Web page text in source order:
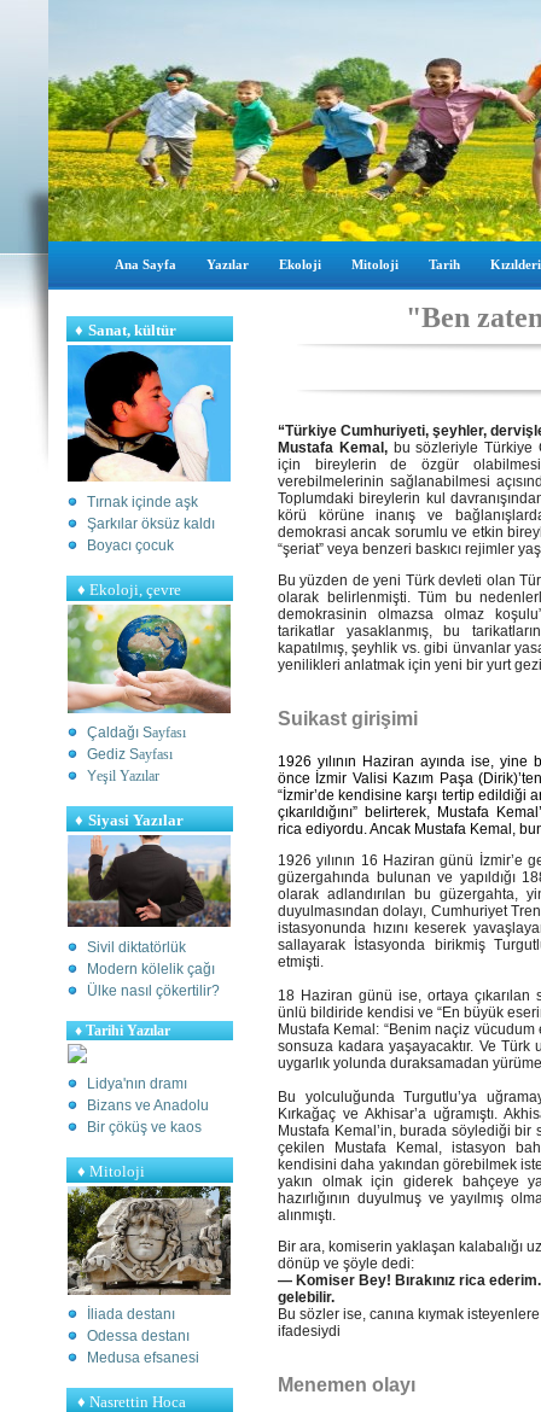
Ana Sayfa Yazılar Ekoloji Mitoloji Tarih
♦ Sanat, kültür
Tırnak içinde aşk
Şarkılar öksüz kaldı
Boyacı çocuk
♦Ekoloji, çevre
Çaldağı Sayfası
Gediz Sayfası
Yeşil Yazılar
♦ Siyasi Yazılar
Sivil diktatörlük
Modern kölelik çağı
Ülke nasıl çökertilir?
♦ Tarihi Yazılar
Lidya'nın dramı
Bizans ve Anadolu
Bir çöküş ve kaos
♦Mitoloji
İliada destanı
Odessa destanı
Medusa efsanesi
♦ Nasrettin Hoca
"Ben
“Türkiye Cumhuriyeti, şeyhler,
Mustafa Kemal,bu sözleriyle Türkiye
için bireylerin de özgür
verebilmelerinin sağlanabilmesi
Toplumdaki bireylerin kul
körü körüne inanış ve
demokrasi ancak sorumlu ve etkin
“şeriat” veya benzeri baskıcı rejimler
Bu yüzden de yeni Türk devleti olan
olarak belirlenmişti. Tüm bu
demokrasinin olmazsa olmaz
tarikatlar yasaklanmış, bu
kapatılmış, şeyhlik vs. gibi ünvanlar
yenilikleri anlatmak için yeni bir yurt
Suikast girişimi
1926 yılının Haziran ayında ise,
önce İzmir Valisi Kazım Paşa
“İzmir’de kendisine karşı tertip edildiği
çıkarıldığını” belirterek, Mustafa
rica ediyordu. Ancak Mustafa Kemal,
1926 yılının 16 Haziran günü İzmir’e
güzergahında bulunan ve yapıldığı
olarak adlandırılan bu güzergahta,
duyulmasından dolayı, Cumhuriyet
istasyonunda hızını keserek
sallayarak İstasyonda birikmiş
etmişti.
18 Haziran günü ise, ortaya çıkarılan
ünlü bildiride kendisi ve “En büyük
Mustafa Kemal: “Benim naçiz
sonsuza kadara yaşayacaktır. Ve
uygarlık yolunda duraksamadan
Bu yolculuğunda Turgutlu’ya
Kırkağaç ve Akhisar’a uğramıştı.
Mustafa Kemal’in, burada söylediği bir
çekilen Mustafa Kemal, istasyon
kendisini daha yakından görebilmek
yakın olmak için giderek bahçeye
hazırlığının duyulmuş ve yayılmış
alınmıştı.
Bir ara, komiserin yaklaşan kalabalığı
dönüp ve şöyle dedi:
— Komiser Bey! Bırakınız rica
gelebilir.
Bu sözler ise, canına kıymak
ifadesiydi
Menemen olayı